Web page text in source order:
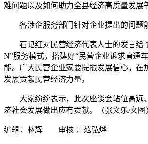
难问题以及如何助力全县经济高质量发展
各涉企服务部门针对企业提出的问题
石记红对民营经济代表人士的发言给
N”服务模式，搭建好“民营企业诉求直通
能。广大民营企业家要提振发展信心，
发展贡献民营经济力量。
大家纷纷表示，此次座谈会站位高
济社会发展做出应有贡献。（张文乐/文图
编辑：林辉 审核 ：范弘烨